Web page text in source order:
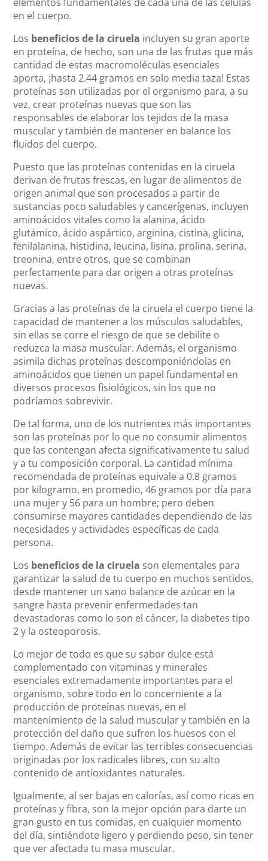
en el cuerpo.
Los beneficios de la ciruela incluyen su gran aporte
en proteína, de hecho, son una de las frutas que más
cantidad de estas macromoléculas esenciales
aporta, ¡hasta 2.44 gramos en solo media taza! Estas
proteínas son utilizadas por el organismo para, a su
vez, crear proteínas nuevas que son las
responsables de elaborar los tejidos de la masa
muscular y también de mantener en balance los
fluidos del cuerpo.
Puesto que las proteínas contenidas en la ciruela
derivan de frutas frescas, en lugar de alimentos de
origen animal que son procesados a partir de
sustancias poco saludables y cancerígenas, incluyen
aminoácidos vitales como la alanina, ácido
glutámico, ácido aspártico, arginina, cistina, glicina,
fenilalanina, histidina, leucina, lisina, prolina, serina,
treonina, entre otros, que se combinan
perfectamente para dar origen a otras proteínas
nuevas.
Gracias a las proteínas de la ciruela el cuerpo tiene la
capacidad de mantener a los músculos saludables,
sin ellas se corre el riesgo de que se debilite o
reduzca la masa muscular. Además, el organismo
asimila dichas proteínas descomponiéndolas en
aminoácidos que tienen un papel fundamental en
diversos procesos fisiológicos, sin los que no
podríamos sobrevivir.
De tal forma, uno de los nutrientes más importantes
son las proteínas por lo que no consumir alimentos
que las contengan afecta significativamente tu salud
y a tu composición corporal. La cantidad mínima
recomendada de proteínas equivale a 0.8 gramos
por kilogramo, en promedio, 46 gramos por día para
una mujer y 56 para un hombre; pero deben
consumirse mayores cantidades dependiendo de las
necesidades y actividades específicas de cada
persona.
Los beneficios de la ciruela son elementales para
garantizar la salud de tu cuerpo en muchos sentidos,
desde mantener un sano balance de azúcar en la
sangre hasta prevenir enfermedades tan
devastadoras como lo son el cáncer, la diabetes tipo
2 y la osteoporosis.
Lo mejor de todo es que su sabor dulce está
complementado con vitaminas y minerales
esenciales extremadamente importantes para el
organismo, sobre todo en lo concerniente a la
producción de proteínas nuevas, en el
mantenimiento de la salud muscular y también en la
protección del daño que sufren los huesos con el
tiempo. Además de evitar las terribles consecuencias
originadas por los radicales libres, con su alto
contenido de antioxidantes naturales.
Igualmente, al ser bajas en calorías, así como ricas en
proteínas y fibra, son la mejor opción para darte un
gran gusto en tus comidas, en cualquier momento
del día, sintiéndote ligero y perdiendo peso, sin tener
que ver afectada tu masa muscular.